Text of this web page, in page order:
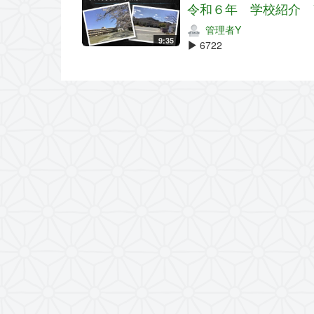
9:35
令和６年 学校紹介
管理者Y
6722